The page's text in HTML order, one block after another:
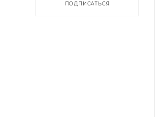
ПОДПИСАТЬСЯ